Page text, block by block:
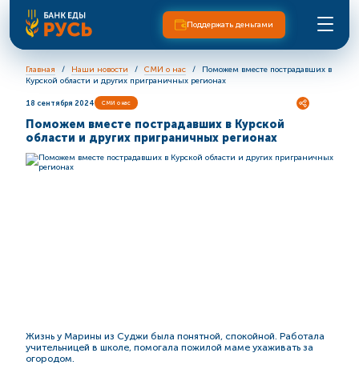
Поддержать деньгами
Главная Наши новости СМИ о нас
Поможем вместе пострадавших в
Курской области и других приграничных регионах
18 сентября 2024 СМИ о нас
Поможем вместе пострадавших в Курской
области и других приграничных регионах
Жизнь у Марины из Суджи была понятной, спокойной. Работала
учительницей в школе, помогала пожилой маме ухаживать за
огородом.